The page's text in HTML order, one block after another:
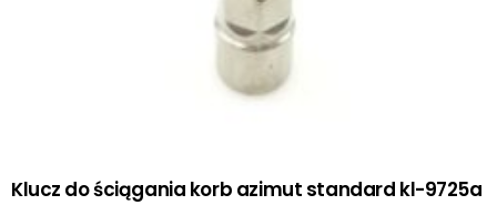
Klucz do ściągania korb azimut standard kl-9725a